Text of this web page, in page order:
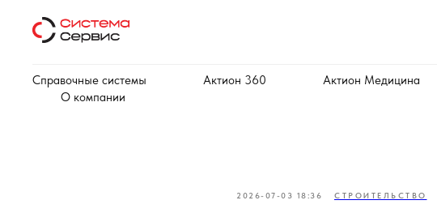
Справочные системы Актион 360 Актион Медицина
О компании
2026-07-03 18:36 СТРОИТЕЛЬСТВО